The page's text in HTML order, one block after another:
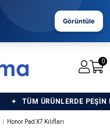
Görüntüle
0
TÜM ÜRÜNLERDE PEŞİN
Honor Pad X7 Kılıfları